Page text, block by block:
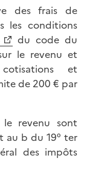
des frais de
les conditions
du code du
le revenu et
et
de 200 € par
revenu sont
au b du 19° ter
des impôts